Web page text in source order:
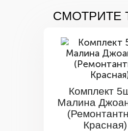
СМОТРИТЕ
Комплект
Малина
Красная)